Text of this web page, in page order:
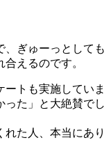
、ぎゅーっとしても
えるのです。
トも実施していま
った」と大絶賛でし
れた人、本当にあり